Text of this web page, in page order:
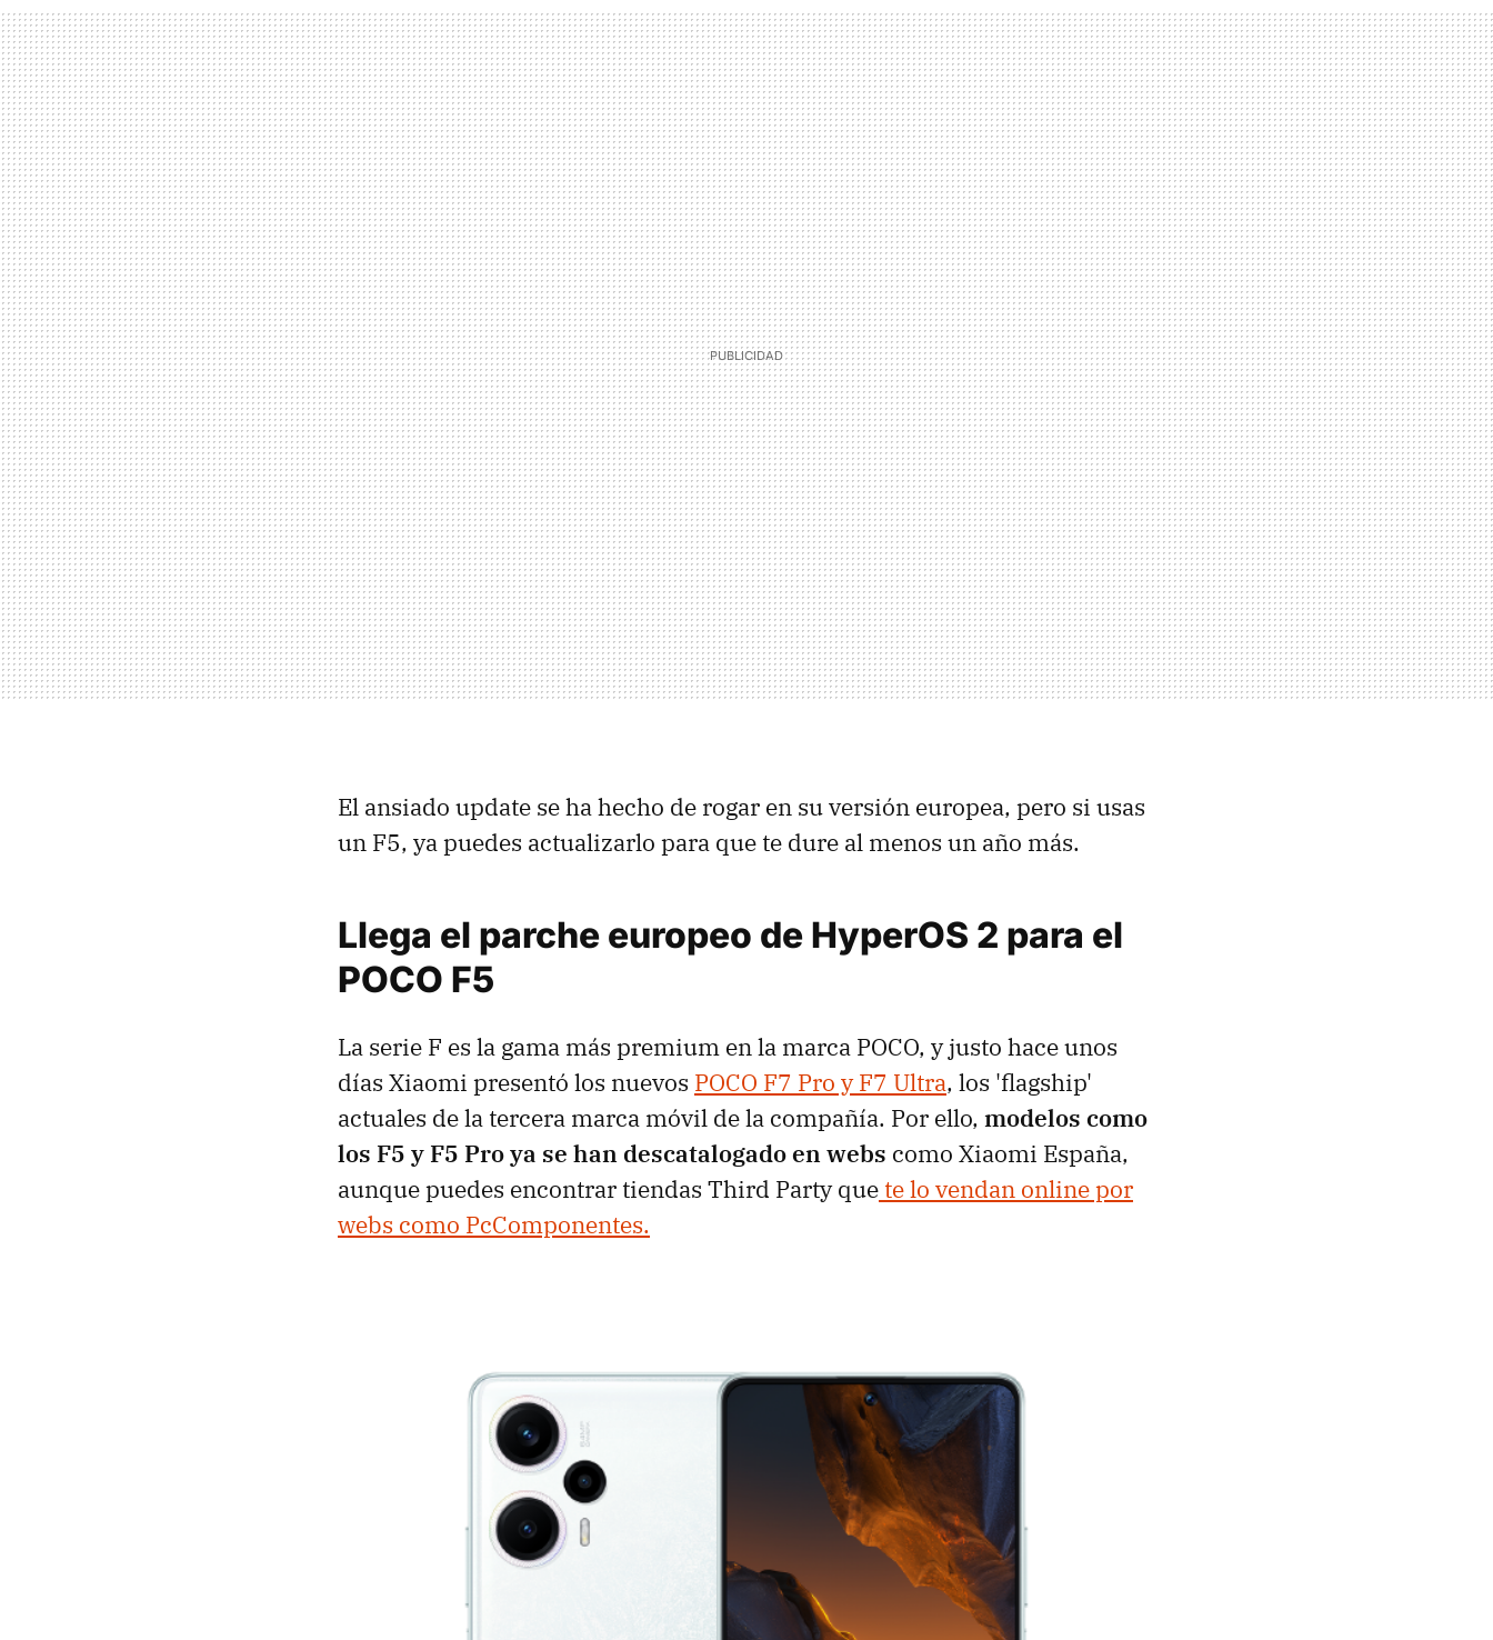
El ansiado update se ha hecho de rogar en su versión europea, pero si usas
un F5, ya puedes actualizarlo para que te dure al menos un año más.
Llega el parche europeo de HyperOS 2 para el
POCO F5
La serie F es la gama más premium en la marca POCO, y justo hace unos
días Xiaomi presentó los nuevos POCO F7 Pro y F7 Ultra, los 'flagship'
actuales de la tercera marca móvil de la compañía. Por ello, modelos como
los F5 y F5 Pro ya se han descatalogado en webs como Xiaomi España,
aunque puedes encontrar tiendas Third Party quete lo vendan online por
webs como PcComponentes.